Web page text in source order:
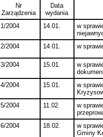
Nr
Zarządzenia
Data
wydania
1/2004
14.01.
w
2/2004
14.01. w
3/2004 15.01.
w
4/2004
15.01.
w
5/2004
11.02.
w
6/2004
18.02.
w
Gminy